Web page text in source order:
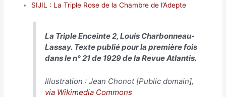
SIJIL : La Triple Rose de la Chambre de l’Adepte
La Triple Enceinte 2, Louis Charbonneau-
Lassay. Texte publié pour la première fois
dans le n° 21 de 1929 de la RevueAtlantis.
Illustration : Jean Chonot [Public domain],
via Wikimedia Commons